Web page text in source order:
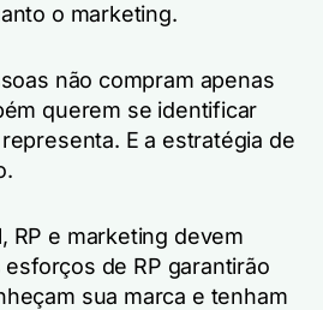
o marketing.
não compram apenas
querem se identificar
E a estratégia de
RP e marketing devem
de RP garantirão
sua marca e tenham